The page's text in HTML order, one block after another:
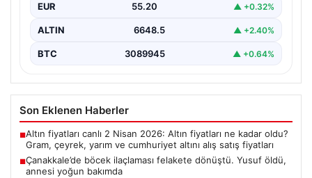
EUR 55.20 ▲ +0.32%
ALTIN 6648.5 ▲ +2.40%
BTC 3089945 ▲ +0.64%
Son Eklenen Haberler
■Altın fiyatları canlı 2 Nisan 2026: Altın fiyatları ne kadar oldu?
Gram, çeyrek, yarım ve cumhuriyet altını alış satış fiyatları
■Çanakkale’de böcek ilaçlaması felakete dönüştü. Yusuf öldü,
annesi yoğun bakımda